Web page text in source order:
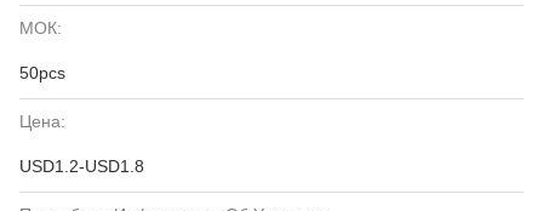
МОК:
50pcs
Цена:
USD1.2-USD1.8